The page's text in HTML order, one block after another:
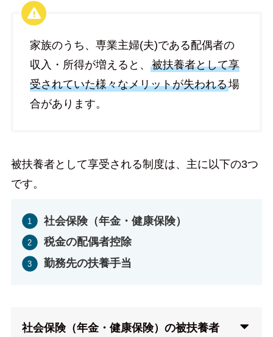
家族のうち、専業主婦(夫)である配偶者の
収入・所得が増えると、 被扶養者として享
受されていた様々なメリットが失われる場
合があります。
被扶養者として享受される制度は、主に以下の3つ
です。
社会保険（年金・健康保険）
税金の配偶者控除
勤務先の扶養手当
社会保険（年金・健康保険）の被扶養者